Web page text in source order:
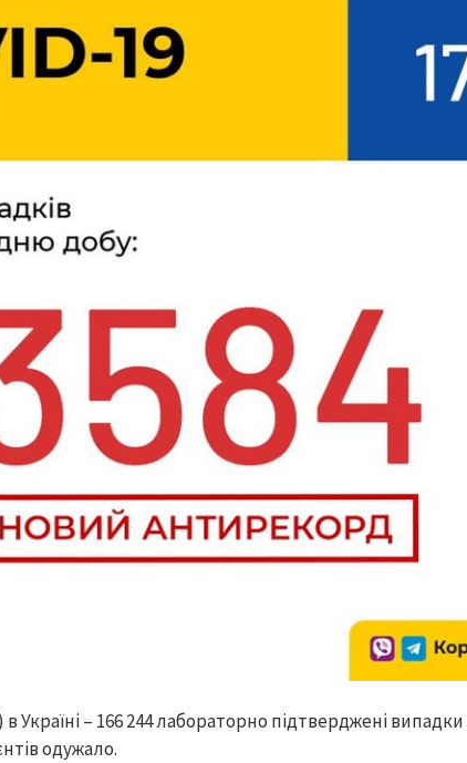
Україні – 166 244 лабораторно підтверджені випадки
одужало.